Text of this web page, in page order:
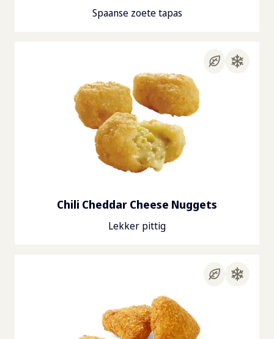
Spaanse zoete tapas
Chili Cheddar Cheese Nuggets
Lekker pittig